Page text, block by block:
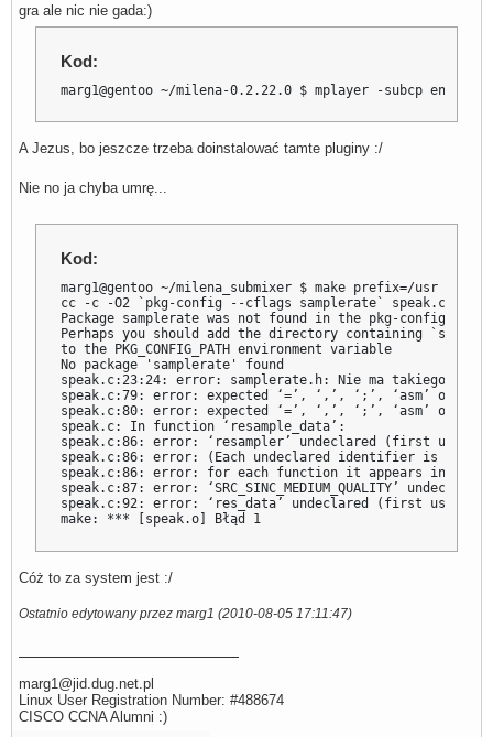
gra ale nic nie gada:)
Kod:
marg1@gentoo ~/milena-0.2.22.0 $ mplayer -subcp
A Jezus, bo jeszcze trzeba doinstalować tamte pluginy :/
Nie no ja chyba umrę...
Kod:
marg1@gentoo ~/milena_submixer $ make prefix=/usr
cc -c -O2 `pkg-config --cflags samplerate` speak.c
Package samplerate was not found in the pkg-config
Perhaps you should add the directory containing
to the PKG_CONFIG_PATH environment variable
No package 'samplerate' found
speak.c:23:24: error: samplerate.h: Nie ma takiego
speak.c:79: error: expected ‘=’, ‘,’, ‘;’, ‘asm’ or
speak.c:80: error: expected ‘=’, ‘,’, ‘;’, ‘asm’ or
speak.c: In function ‘resample_data’:
speak.c:86: error: ‘resampler’ undeclared (first use
speak.c:86: error: (Each undeclared identifier is
speak.c:86: error: for each function it appears in.)
speak.c:87: error: ‘SRC_SINC_MEDIUM_QUALITY’
speak.c:92: error: ‘res_data’ undeclared (first use in
make: *** [speak.o] Błąd 1
Cóż to za system jest :/
Ostatnio edytowany przez marg1 (2010-08-05 17:11:47)
marg1@jid.dug.net.pl
Linux User Registration Number: #488674
CISCO CCNA Alumni :)